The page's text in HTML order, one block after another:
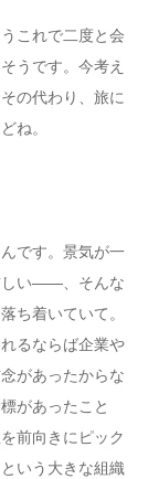
これで二度と会
うです。今考え
の代わり、旅に
ね。
です。景気が一
しい――、そんな
ち着いていて。
るならば企業や
があったからな
があったこと
前向きにピック
いう大きな組織